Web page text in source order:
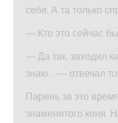
себя. А та только
— Кто это сейчас
— Да так, заходил
знаю… — отвечал
Парень за это
знаменитого коня.